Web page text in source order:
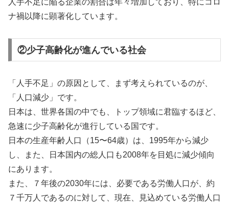
人手不足に陥る企業の割合は年々増加しており、特にコロ
ナ禍以降に顕著化しています。
②少子高齢化が進んでいる社会
「人手不足」の原因として、まず考えられているのが、
「人口減少」です。
日本は、世界各国の中でも、トップ領域に君臨するほど、
急速に少子高齢化が進行している国です。
日本の生産年齢人口（15〜64歳）は、1995年から減少
し、また、日本国内の総人口も2008年を目処に減少傾向
にあります。
また、７年後の2030年には、必要である労働人口が、約
７千万人であるのに対して、現在、見込めている労働人口